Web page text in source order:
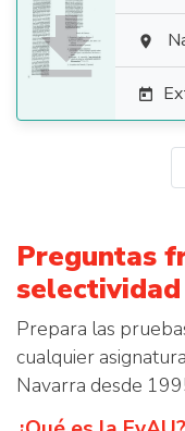
 

Preguntas
selectividad
Prepara las
cualquier
Navarra desde